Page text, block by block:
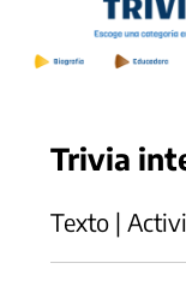
Trivia
Texto |